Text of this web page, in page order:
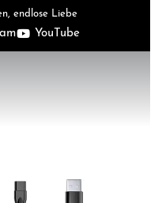
endlose Liebe
YouTube